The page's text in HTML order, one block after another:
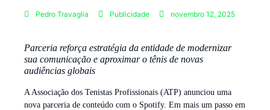
Pedro Travaglia Publicidade novembro 12, 2025
Parceria reforça estratégia da entidade de modernizar
sua comunicação e aproximar o tênis de novas
audiências globais
A Associação dos Tenistas Profissionais (ATP) anunciou uma
nova parceria de conteúdo com o Spotify. Em mais um passo em